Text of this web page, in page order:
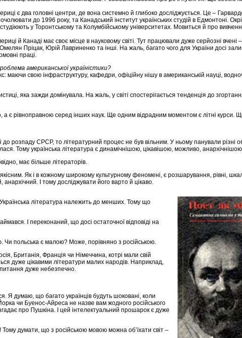
є два головні центри, де вона системно й глибоко досліджується. Це –
до 1996 року, та Канадський інститут українських студій в Едмонтоні.
у Торонтському та Колумбійському університетах. Мовиться й про
й Канаді має своє місце в науковому світі. Тут працювали дуже серйозні
Пріцак, Юрій Лавриненко та інші. На жаль, багато чого для України досі
праці.
американської україністики?
маючи свою інфраструктуру, кафедри, офіційну нішу в американській науці,
яка зажди домінувала. На жаль, у світі спостерігається тенденція до
є рівноправною серед інших наук. Ще одним відрадним моментом є літні курси.
до розпаду СРСР, то літературний процес не був вільним. У ньому панували
Тому українська література є динамічнішою, цікавішою, можливо, анархічнішою,
має більше літераторів.
Як і в кожному широкому культурному феномені, є розшарування, рівні,
І тому досліджувати його варто й цікаво.
література належить до менших. Тому що
І переконаний, що досі остаточної відповіді на
Чи польська є малою? Може, порівняно з російською.
Британія, Франція чи Німеччина, котрі мали свій
дуже цікавими літератури малих народів. Наприклад,
питання дуже небезпечно.
думаю, що багато українців будуть шоковані, коли
чи Буенос-Айреса не назве вам жодного російського
про Пушкіна. І цей інтелектуальний прошарок є дуже
Тому думати, що з російською мовою можна об’їхати світ –